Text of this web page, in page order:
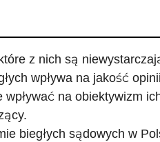
z nich są
wpływa na jakość
na obiektywizm
biegłych sądowych w